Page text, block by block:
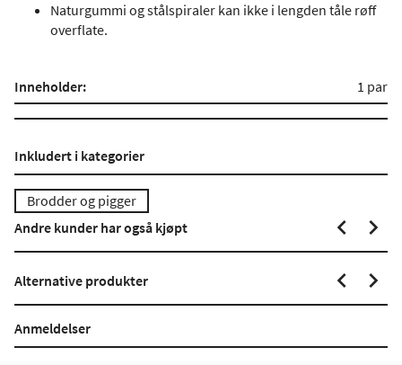
Naturgummi og stålspiraler kan ikke i lengden tåle røff
overflate.
Inneholder: 1 par
Inkludert i kategorier
Brodder og pigger
Andre kunder har også kjøpt
Alternative produkter
Anmeldelser